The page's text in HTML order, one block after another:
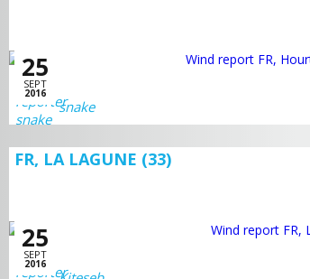
25
SEPT
2016
snake
FR, LA LAGUNE (33)
25
SEPT
2016